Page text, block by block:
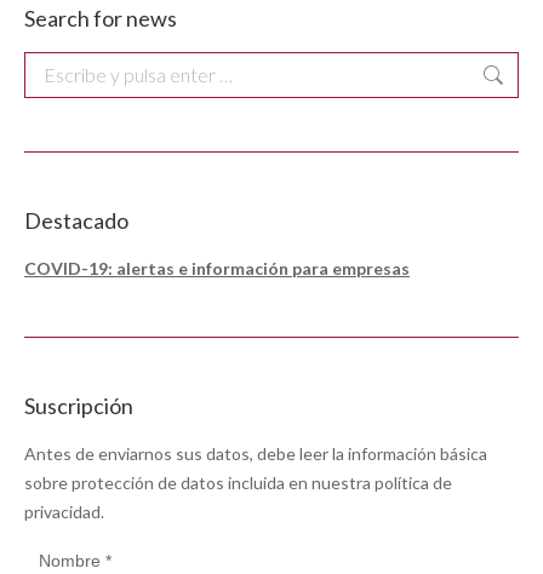
Search for news
Buscar:
Destacado
COVID-19: alertas e información para empresas
Suscripción
Antes de enviarnos sus datos, debe leer la información básica
sobre protección de datos incluida en nuestra política de
privacidad.
Nombre *